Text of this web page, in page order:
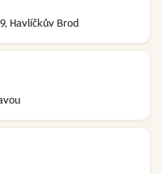
Havlíčkův Brod